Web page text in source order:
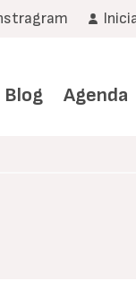
Blog Agenda